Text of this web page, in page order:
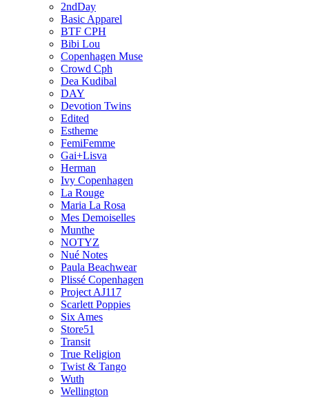
2ndDay
Basic Apparel
BTF CPH
Bibi Lou
Copenhagen Muse
Crowd Cph
Dea Kudibal
DAY
Devotion Twins
Edited
Estheme
FemiFemme
Gai+Lisva
Herman
Ivy Copenhagen
La Rouge
Maria La Rosa
Mes Demoiselles
Munthe
NOTYZ
Nué Notes
Paula Beachwear
Plissé Copenhagen
Project AJ117
Scarlett Poppies
Six Ames
Store51
Transit
True Religion
Twist & Tango
Wuth
Wellington